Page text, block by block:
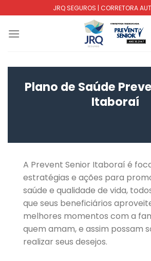
to
content
JRQ SEGUROS | CORRETORA
Plano de Saúde
Itaboraí
A Prevent Senior Itaboraí é
estratégias e ações para
saúde e qualidade de vida,
que seus beneficiários
melhores momentos com a
quem amam, e assim possam
realizar seus desejos.